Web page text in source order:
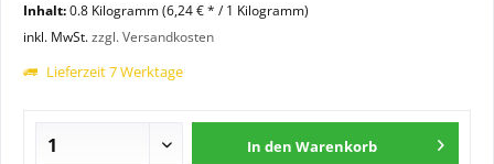
Inhalt:0.8 Kilogramm (6,24 € * / 1 Kilogramm)
inkl. MwSt.zzgl. Versandkosten
Lieferzeit 7 Werktage
In den Warenkorb